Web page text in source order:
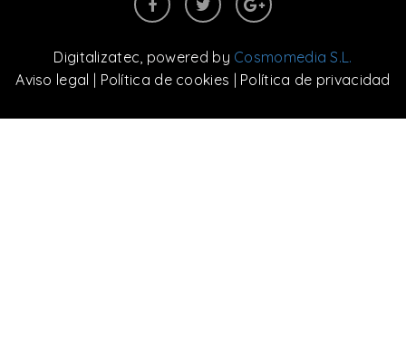
Digitalizatec , powered by Cosmomedia S.L.
Aviso legal | Política de cookies | Política de privacidad